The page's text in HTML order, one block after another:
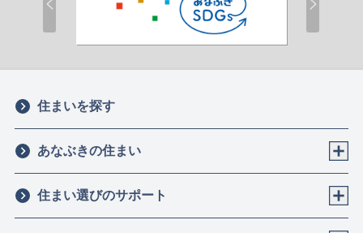
住まいを探す
あなぶきの住まい
住まい選びのサポート